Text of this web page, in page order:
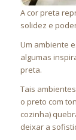
A cor preta
solidez e
Um ambiente
algumas
preta.
Tais
o preto com
cozinha)
deixar a